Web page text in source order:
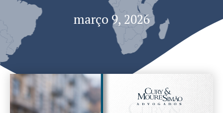
março 9, 2026